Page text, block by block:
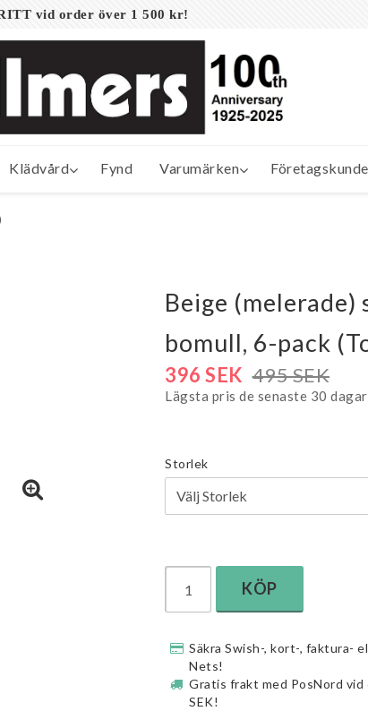
vid order över 1 500 kr!
Klädvård Fynd Varumärken
Beige (melerade)
bomull, 6-pack
495 SEK
396 SEK
Lägsta pris de senaste 30
Storlek
KÖP
Säkra Swish-, kort-, faktura-
Nets!
Gratis frakt med PosNord
SEK!